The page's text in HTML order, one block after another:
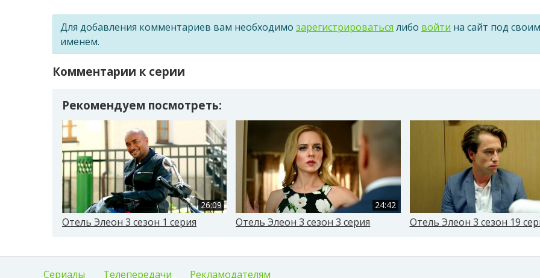
Для добавления комментариев вам необходимо зарегистрироваться либо войти на сайт под своим
именем.
Комментарии к серии
Рекомендуем посмотреть:
26:09
Отель Элеон 3 сезон 1 серия
24:42
Отель Элеон 3 сезон 3 серия Отель Элеон 3 сезон 19
Сериалы Телепередачи Рекламодателям